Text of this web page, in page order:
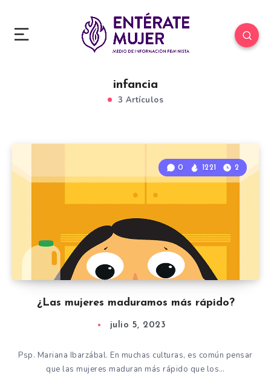
infancia
3 Artículos
¿Las mujeres maduramos más rápido?
0 1221 2
julio 5, 2023
Psp. Mariana Ibarzábal. En muchas culturas, es común pensar
que las mujeres maduran más rápido que los…